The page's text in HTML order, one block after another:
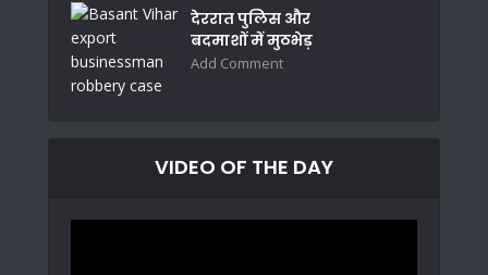
देररात पुलिस और
बदमाशों में मुठभेड़
Add Comment
VIDEO OF THE DAY